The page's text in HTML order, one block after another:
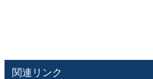
関連リンク